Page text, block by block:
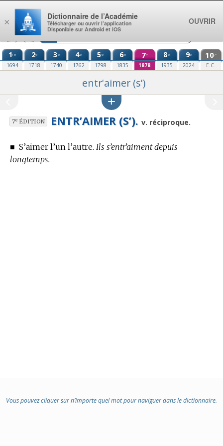
Aller au contenu
1re
1694
2e
1718
3e
1740
4e
1762
5e
1798
6e
1835
7e
1878
8e
1935
9e
2024
10e
E.C.
entr'aimer (s')
7eÉDITION ENTR’AIMER (S’). v. réciproque.
■ S’aimer l’un l’autre. Ils s’entr’aiment depuis
longtemps.
Vous pouvez cliquer sur n’importe quel mot pour naviguer dans le dictionnaire.
×
Dictionnaire de l’Académie
Télécharger ou ouvrir l’application
Disponible sur Android et iOS
OUVRIR